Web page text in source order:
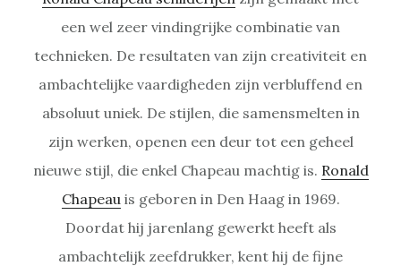
een wel zeer vindingrijke combinatie van
technieken. De resultaten van zijn creativiteit en
ambachtelijke vaardigheden zijn verbluffend en
absoluut uniek. De stijlen, die samensmelten in
zijn werken, openen een deur tot een geheel
nieuwe stijl, die enkel Chapeau machtig is. Ronald
Chapeau is geboren in Den Haag in 1969.
Doordat hij jarenlang gewerkt heeft als
ambachtelijk zeefdrukker, kent hij de fijne